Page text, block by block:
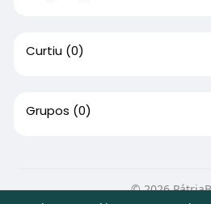
Curtiu (0)
Grupos (0)
© 2026